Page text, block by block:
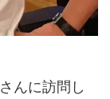
さんに訪問し